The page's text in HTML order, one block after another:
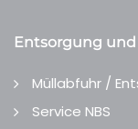
Entsorgung und
Müllabfuhr /
Service NBS